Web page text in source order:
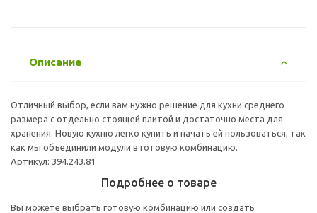
Описание
Отличный выбор, если вам нужно решение для кухни среднего
размера с отдельно стоящей плитой и достаточно места для
хранения. Новую кухню легко купить и начать ей пользоваться, так
как мы объединили модули в готовую комбинацию.
Артикул: 394.243.81
Подробнее о товаре
Вы можете выбрать готовую комбинацию или создать